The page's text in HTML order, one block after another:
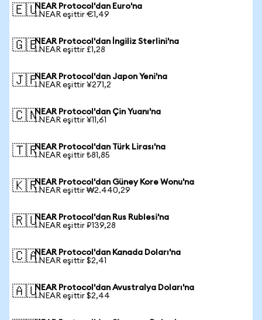
🇪🇺NEAR Protocol'dan Euro'na
1 NEAR eşittir €1,49
🇬🇧NEAR Protocol'dan İngiliz Sterlini'na
1 NEAR eşittir £1,28
🇯🇵NEAR Protocol'dan Japon Yeni'na
1 NEAR eşittir ¥271,2
🇨🇳NEAR Protocol'dan Çin Yuanı'na
1 NEAR eşittir ¥11,61
🇹🇷NEAR Protocol'dan Türk Lirası'na
1 NEAR eşittir ₺81,85
🇰🇷NEAR Protocol'dan Güney Kore Wonu'na
1 NEAR eşittir ₩2.440,29
🇷🇺NEAR Protocol'dan Rus Rublesi'na
1 NEAR eşittir ₽139,28
🇨🇦NEAR Protocol'dan Kanada Doları'na
1 NEAR eşittir $2,41
🇦🇺NEAR Protocol'dan Avustralya Doları'na
1 NEAR eşittir $2,44